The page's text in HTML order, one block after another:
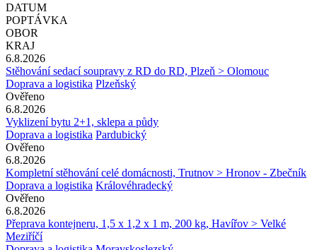
DATUM
POPTÁVKA
OBOR
KRAJ
6.8.2026
Stěhování sedací soupravy z RD do RD, Plzeň > Olomouc
Doprava a logistika Plzeňský
Ověřeno
6.8.2026
Vyklizení bytu 2+1, sklepa a půdy
Doprava a logistika Pardubický
Ověřeno
6.8.2026
Kompletní stěhování celé domácnosti, Trutnov > Hronov - Zbečník
Doprava a logistika Královéhradecký
Ověřeno
6.8.2026
Přeprava kontejneru, 1,5 x 1,2 x 1 m, 200 kg, Havířov > Velké
Meziříčí